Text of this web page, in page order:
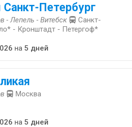
Петербург
- Лепель - Витебск
Санкт-
- Кронштадт - Петергоф*
на 5 дней
Москва
на 5 дней